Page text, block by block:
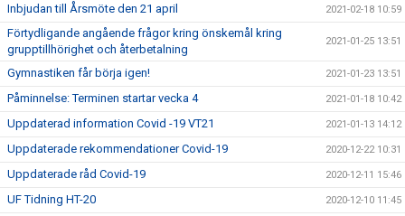
Inbjudan till Årsmöte den 21 april 2021-02-18 10:59
Förtydligande angående frågor kring önskemål kring
grupptillhörighet och återbetalning
2021-01-25 13:51
Gymnastiken får börja igen! 2021-01-23 13:51
Påminnelse: Terminen startar vecka 4 2021-01-18 10:42
Uppdaterad information Covid -19 VT21 2021-01-13 14:12
Uppdaterade rekommendationer Covid-19 2020-12-22 10:31
Uppdaterade råd Covid-19 2020-12-11 15:46
UF Tidning HT-20 2020-12-10 11:45